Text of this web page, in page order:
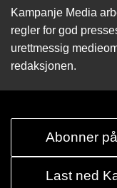
Kampanje Media
regler for god
urettmessig
redaksjonen.
Abonner
Last ned